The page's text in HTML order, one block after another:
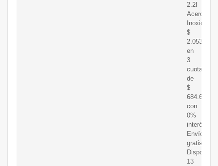
2.2l
Acero
Inoxid
$
2.053.990
en
3
cuotas
de
$
684.663
con
0%
interés
Envío
gratis
Disponible
13